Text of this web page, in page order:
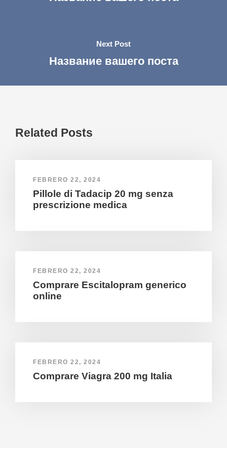
Next Post
Название вашего поста
Related Posts
FEBRERO 22, 2024
Pillole di Tadacip 20 mg senza
prescrizione medica
FEBRERO 22, 2024
Comprare Escitalopram generico
online
FEBRERO 22, 2024
Comprare Viagra 200 mg Italia